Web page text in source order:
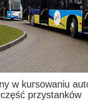
w kursowaniu
część przystanków